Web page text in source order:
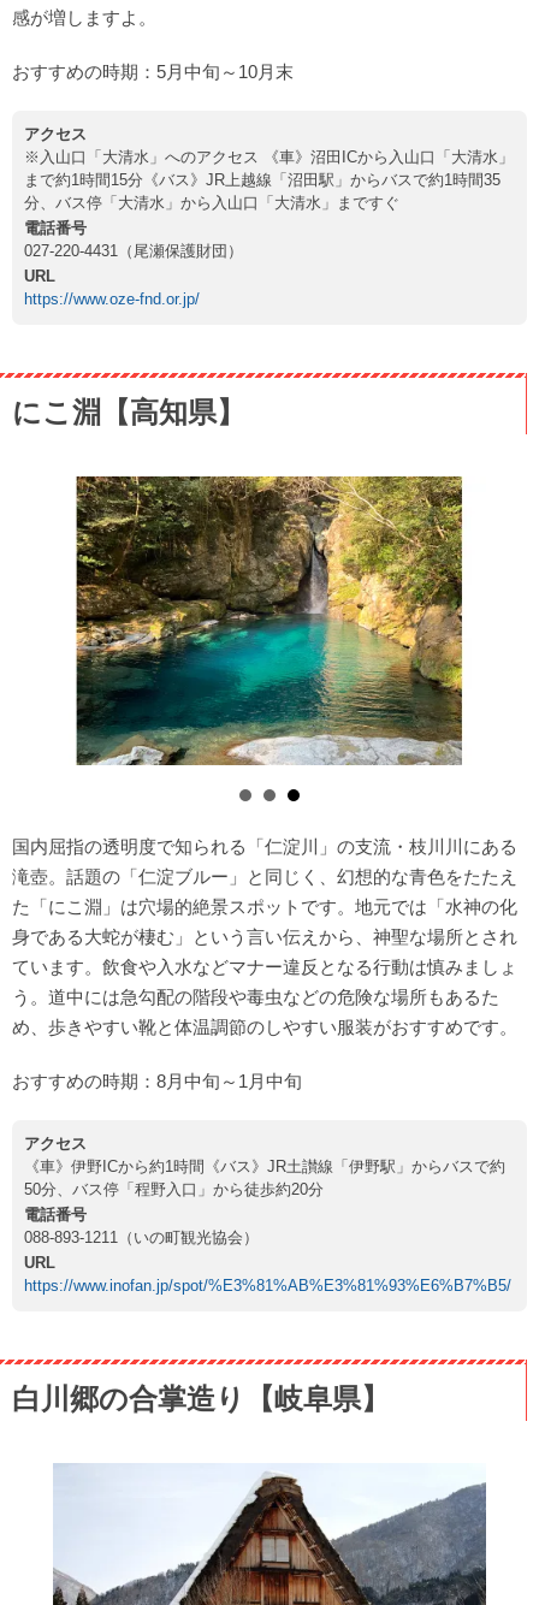
感が増しますよ。
おすすめの時期：5月中旬～10月末
アクセス
※入山口「大清水」へのアクセス 《車》沼田ICから入山口「大清水」
まで約1時間15分《バス》JR上越線「沼田駅」からバスで約1時間35
分、バス停「大清水」から入山口「大清水」まですぐ
電話番号
027-220-4431（尾瀬保護財団）
URL
https://www.oze-fnd.or.jp/
にこ淵【高知県】
国内屈指の透明度で知られる「仁淀川」の支流・枝川川にある
滝壺。話題の「仁淀ブルー」と同じく、幻想的な青色をたたえ
た「にこ淵」は穴場的絶景スポットです。地元では「水神の化
身である大蛇が棲む」という言い伝えから、神聖な場所とされ
ています。飲食や入水などマナー違反となる行動は慎みましょ
う。道中には急勾配の階段や毒虫などの危険な場所もあるた
め、歩きやすい靴と体温調節のしやすい服装がおすすめです。
おすすめの時期：8月中旬～1月中旬
アクセス
《車》伊野ICから約1時間《バス》JR土讃線「伊野駅」からバスで約
50分、バス停「程野入口」から徒歩約20分
電話番号
088-893-1211（いの町観光協会）
URL
https://www.inofan.jp/spot/%E3%81%AB%E3%81%93%E6%B7%B5/
白川郷の合掌造り【岐阜県】